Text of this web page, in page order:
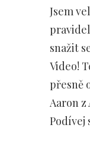
Jsem
snažit
Video!
přesně
Aaron
Podívej